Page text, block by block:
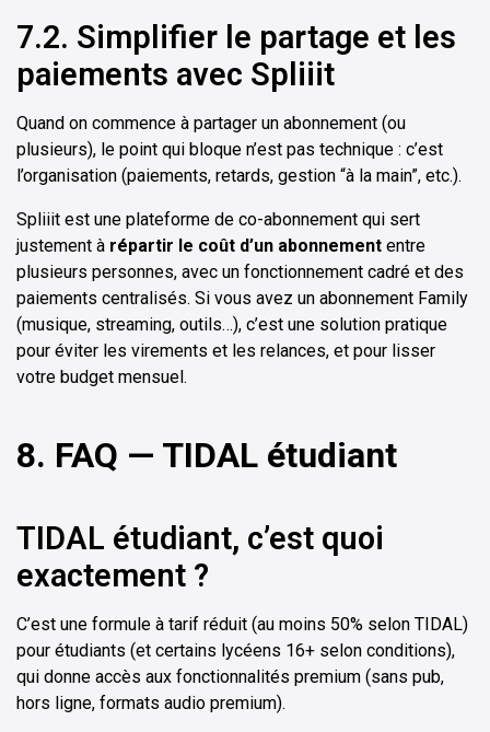
7.2. Simplifier le partage et les
paiements avec Spliiit
Quand on commence à partager un abonnement (ou
plusieurs), le point qui bloque n’est pas technique : c’est
l’organisation (paiements, retards, gestion “à la main”, etc.).
Spliiit est une plateforme de co-abonnement qui sert
justement à répartir le coût d’un abonnement entre
plusieurs personnes, avec un fonctionnement cadré et des
paiements centralisés. Si vous avez un abonnement Family
(musique, streaming, outils…), c’est une solution pratique
pour éviter les virements et les relances, et pour lisser
votre budget mensuel.
8. FAQ — TIDAL étudiant
TIDAL étudiant, c’est quoi
exactement ?
C’est une formule à tarif réduit (au moins 50% selon TIDAL)
pour étudiants (et certains lycéens 16+ selon conditions),
qui donne accès aux fonctionnalités premium (sans pub,
hors ligne, formats audio premium).